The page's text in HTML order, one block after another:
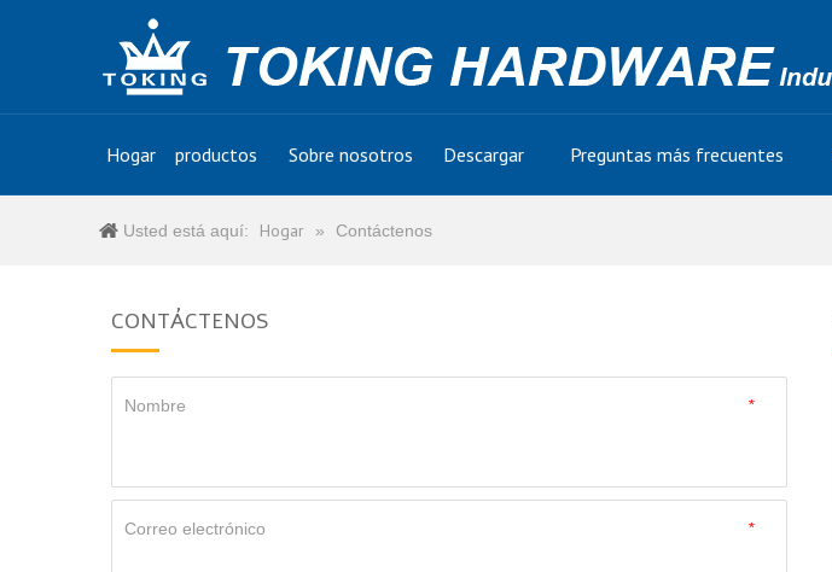
Hogar productos Sobre nosotros Descargar Preguntas más frecuentes
Usted está aquí: Hogar » Contáctenos
CONTÁCTENOS
*
Nombre
*
Correo electrónico